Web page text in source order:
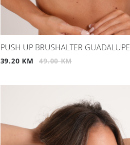
PUSH UP BRUSHALTER GUADALUPE
39.20 KM 49.00 KM